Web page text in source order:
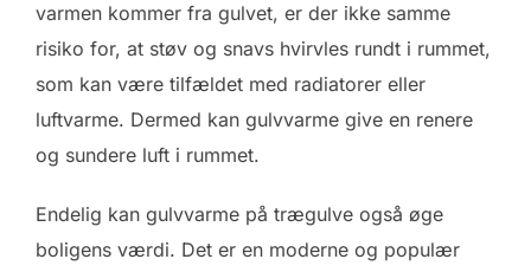
varmen kommer fra gulvet, er der ikke samme
risiko for, at støv og snavs hvirvles rundt i rummet,
som kan være tilfældet med radiatorer eller
luftvarme. Dermed kan gulvvarme give en renere
og sundere luft i rummet.
Endelig kan gulvvarme på trægulve også øge
boligens værdi. Det er en moderne og populær